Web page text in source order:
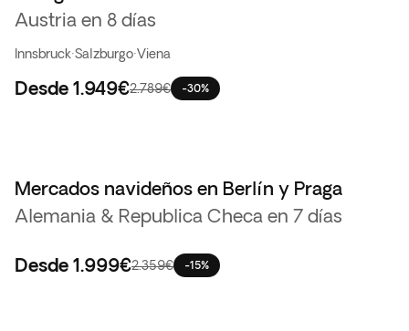
Austria en 8 días
Innsbruck·Salzburgo·Viena
Desde 1.949€2.789€ -30%
Mercados navideños en Berlín y Praga
Alemania & Republica Checa en 7 días
Desde 1.999€2.359€ -15%